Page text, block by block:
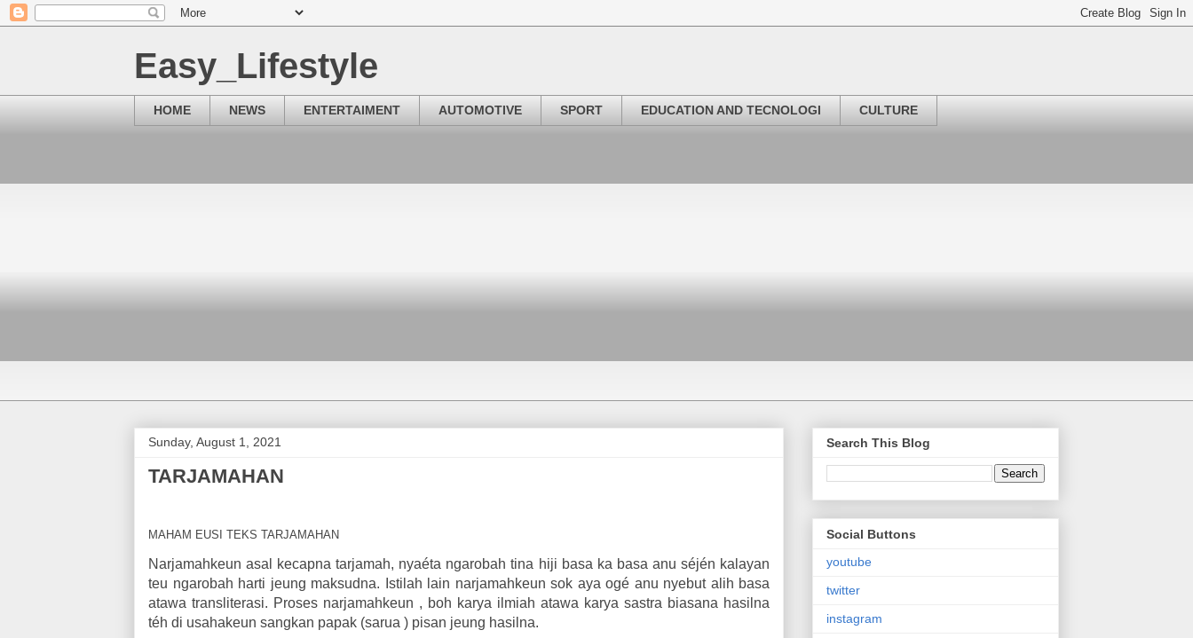
Easy_Lifestyle
HOME NEWS ENTERTAIMENT AUTOMOTIVE SPORT EDUCATION AND TECNOLOGI CULTURE
Sunday, August 1, 2021
TARJAMAHAN
MAHAM EUSI TEKS TARJAMAHAN
Narjamahkeun asal kecapna tarjamah, nyaéta ngarobah tina hiji basa ka basa anu séjén kalayan
teu ngarobah harti jeung maksudna. Istilah lain narjamahkeun sok aya ogé anu nyebut alih basa
atawa transliterasi. Proses narjamahkeun , boh karya ilmiah atawa karya sastra biasana hasilna
téh di usahakeun sangkan papak (sarua ) pisan jeung hasilna.
Search This Blog
Social Buttons
youtube
twitter
instagram